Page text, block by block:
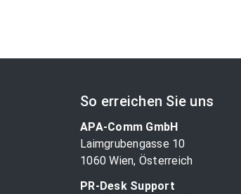
So erreichen Sie uns
APA-Comm GmbH
Laimgrubengasse 10
1060 Wien, Österreich
PR-Desk Support